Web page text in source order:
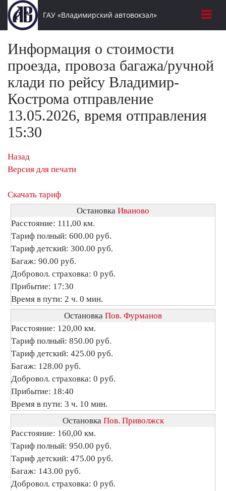
ГАУ «Владимирский автовокзал»
Информация о стоимости
проезда, провоза багажа/ручной
клади по рейсу Владимир-
Кострома отправление
13.05.2026, время отправления
15:30
Назад
Версия для печати
Скачать тариф
Остановка Иваново
Расстояние: 111,00 км.
Тариф полный: 600.00 руб.
Тариф детский: 300.00 руб.
Багаж: 90.00 руб.
Добровол. страховка: 0 руб.
Прибытие: 17:30
Время в пути: 2 ч. 0 мин.
Остановка Пов. Фурманов
Расстояние: 120,00 км.
Тариф полный: 850.00 руб.
Тариф детский: 425.00 руб.
Багаж: 128.00 руб.
Добровол. страховка: 0 руб.
Прибытие: 18:40
Время в пути: 3 ч. 10 мин.
Остановка Пов. Приволжск
Расстояние: 160,00 км.
Тариф полный: 950.00 руб.
Тариф детский: 475.00 руб.
Багаж: 143.00 руб.
Добровол. страховка: 0 руб.